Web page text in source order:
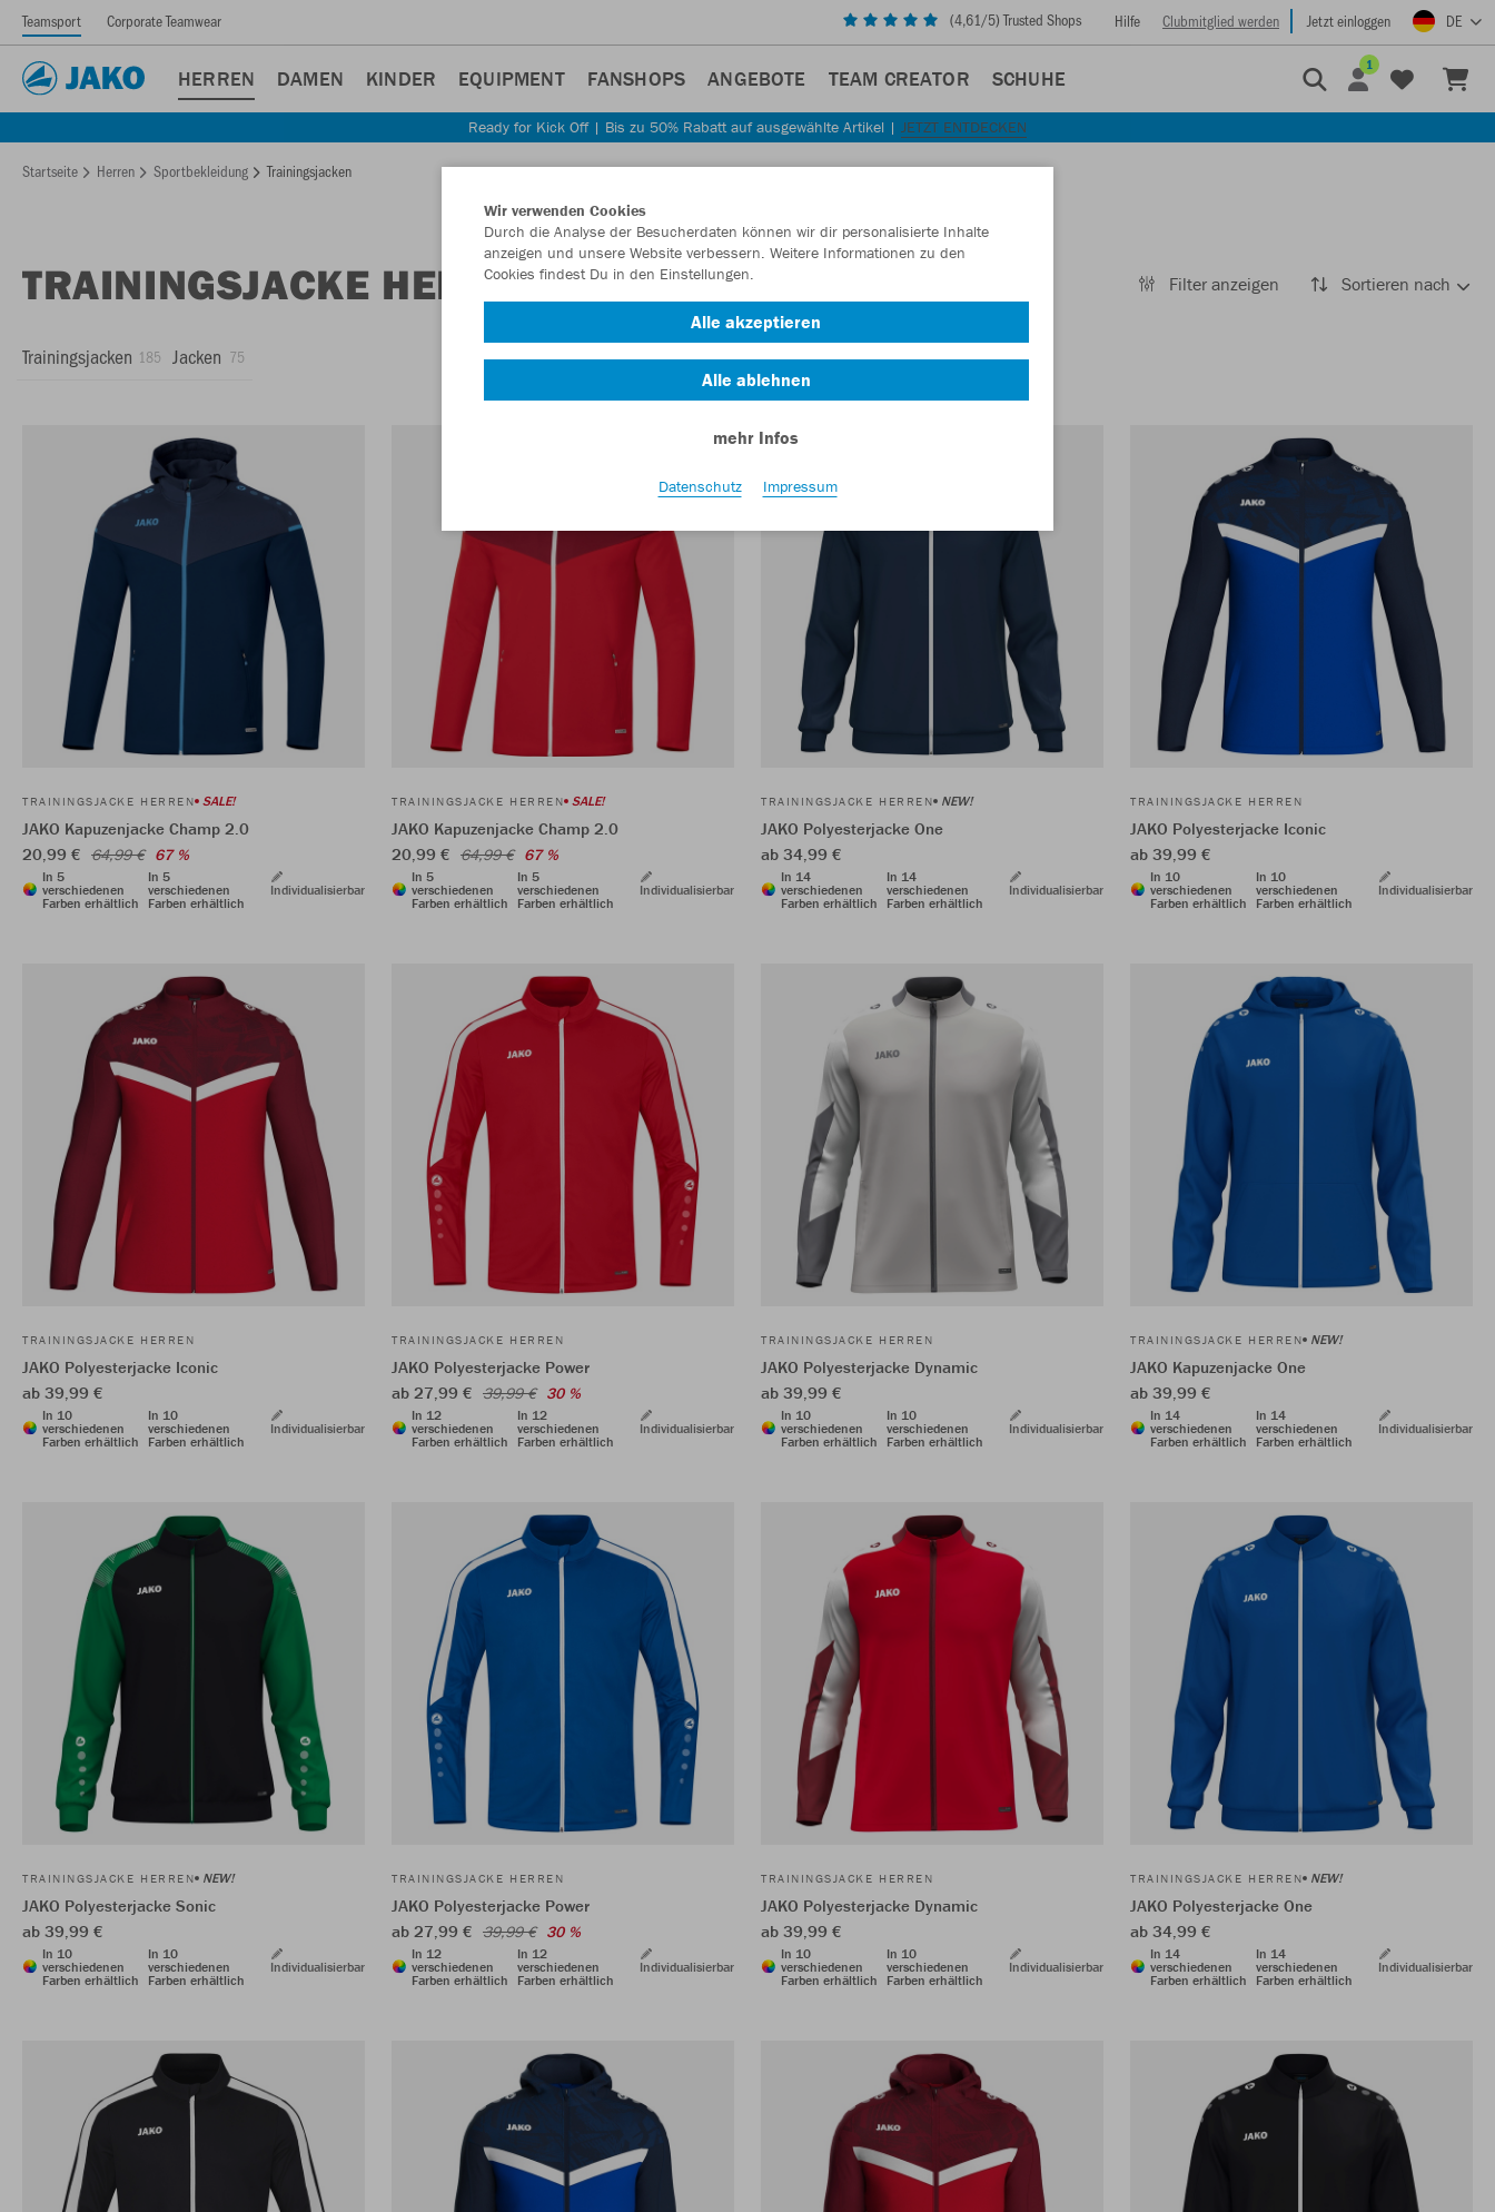
Teamsport Corporate Teamwear (4,61/5) Trusted Shops Hilfe Clubmitglied werden Jetzt einloggen DE
HERREN DAMEN KINDER EQUIPMENT FANSHOPS ANGEBOTE TEAM CREATOR SCHUHE
1
Ready for Kick Off | Bis zu 50% Rabatt auf ausgewählte Artikel | JETZT ENTDECKEN
Startseite Herren Sportbekleidung Trainingsjacken
TRAININGSJACKE HERREN Filter anzeigen Sortieren nach
Trainingsjacken 185 Jacken 75
TRAININGSJACKE HERREN SALE!
JAKO Kapuzenjacke Champ 2.0
20,99 € 64,99 € 67 %
In 5
verschiedenen
Farben erhältlich
In 5
verschiedenen
Farben erhältlich
Individualisierbar
TRAININGSJACKE HERREN SALE!
JAKO Kapuzenjacke Champ 2.0
20,99 € 64,99 € 67 %
In 5
verschiedenen
Farben erhältlich
In 5
verschiedenen
Farben erhältlich
Individualisierbar
TRAININGSJACKE HERREN NEW!
JAKO Polyesterjacke One
ab 34,99 €
In 14
verschiedenen
Farben erhältlich
In 14
verschiedenen
Farben erhältlich
Individualisierbar
TRAININGSJACKE HERREN
JAKO Polyesterjacke Iconic
ab 39,99 €
In 10
verschiedenen
Farben erhältlich
In 10
verschiedenen
Farben erhältlich
Individualisierbar
TRAININGSJACKE HERREN
JAKO Polyesterjacke Iconic
ab 39,99 €
In 10
verschiedenen
Farben erhältlich
In 10
verschiedenen
Farben erhältlich
Individualisierbar
TRAININGSJACKE HERREN
JAKO Polyesterjacke Power
ab 27,99 € 39,99 € 30 %
In 12
verschiedenen
Farben erhältlich
In 12
verschiedenen
Farben erhältlich
Individualisierbar
TRAININGSJACKE HERREN
JAKO Polyesterjacke Dynamic
ab 39,99 €
In 10
verschiedenen
Farben erhältlich
In 10
verschiedenen
Farben erhältlich
Individualisierbar
TRAININGSJACKE HERREN NEW!
JAKO Kapuzenjacke One
ab 39,99 €
In 14
verschiedenen
Farben erhältlich
In 14
verschiedenen
Farben erhältlich
Individualisierbar
TRAININGSJACKE HERREN NEW!
JAKO Polyesterjacke Sonic
ab 39,99 €
In 10
verschiedenen
Farben erhältlich
In 10
verschiedenen
Farben erhältlich
Individualisierbar
TRAININGSJACKE HERREN
JAKO Polyesterjacke Power
ab 27,99 € 39,99 € 30 %
In 12
verschiedenen
Farben erhältlich
In 12
verschiedenen
Farben erhältlich
Individualisierbar
TRAININGSJACKE HERREN
JAKO Polyesterjacke Dynamic
ab 39,99 €
In 10
verschiedenen
Farben erhältlich
In 10
verschiedenen
Farben erhältlich
Individualisierbar
TRAININGSJACKE HERREN NEW!
JAKO Polyesterjacke One
ab 34,99 €
In 14
verschiedenen
Farben erhältlich
In 14
verschiedenen
Farben erhältlich
Individualisierbar
Wir verwenden Cookies
Durch die Analyse der Besucherdaten können wir dir personalisierte Inhalte
anzeigen und unsere Website verbessern. Weitere Informationen zu den
Cookies findest Du in den Einstellungen.
Alle akzeptieren
Alle ablehnen
mehr Infos
Datenschutz Impressum